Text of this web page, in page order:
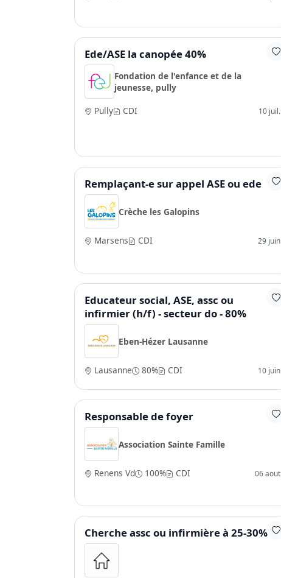
Ede/ASE la canopée 40%
Fondation de l'enfance et de la
jeunesse, pully
Pully
CDI 10 juil.
Remplaçant-e sur appel ASE ou ede
Crèche les Galopins
Marsens CDI 29 juin
Educateur social, ASE, assc ou
infirmier (h/f) - secteur do - 80%
Eben-Hézer Lausanne
Lausanne 80% CDI 10 juin
Responsable de foyer
Association Sainte Famille
Renens Vd 100% CDI 06 aout
Cherche assc ou infirmière à 25-30%